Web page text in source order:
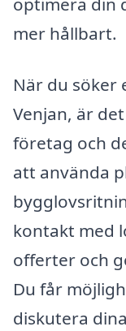
mer hållbart.
När du
Venjan, är
företag och
att använda
kontakt med
offerter och
Du får
diskutera